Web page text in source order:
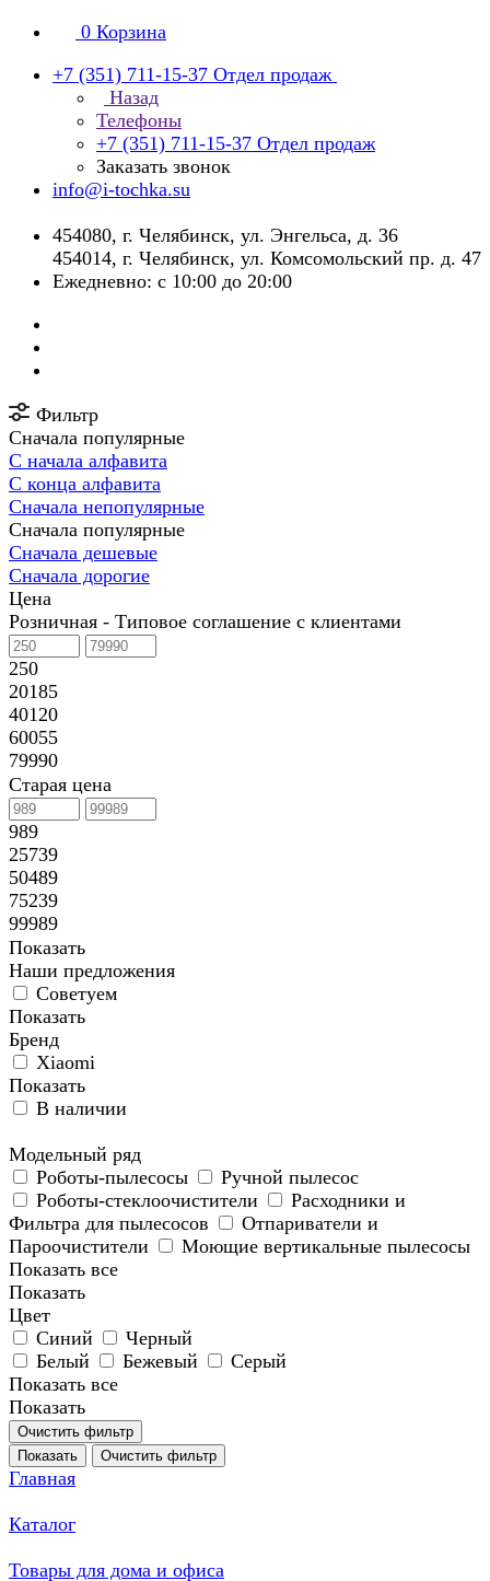
0 Корзина
+7 (351) 711-15-37 Отдел продаж
Назад
Телефоны
+7 (351) 711-15-37 Отдел продаж
Заказать звонок
info@i-tochka.su
​454080, г. Челябинск, ул. Энгельса, д. 36
454014, г. Челябинск, ул. Комсомольский пр. д. 47
Ежедневно: с 10:00 до 20:00
Фильтр
Сначала популярные
С начала алфавита
С конца алфавита
Сначала непопулярные
Сначала популярные
Сначала дешевые
Сначала дорогие
Цена
Розничная - Типовое соглашение с клиентами
250
20185
40120
60055
79990
Старая цена
989
25739
50489
75239
99989
Показать
Наши предложения
Советуем
Показать
Бренд
Xiaomi
Показать
В наличии
Модельный ряд
Роботы-пылесосы
Ручной пылесос
Роботы-стеклоочистители
Расходники и
Фильтра для пылесосов
Отпариватели и
Пароочистители
Моющие вертикальные пылесосы
Показать все
Показать
Цвет
Синий
Черный
Белый
Бежевый
Серый
Показать все
Показать
Очистить фильтр
Показать
Очистить фильтр
Главная
Каталог
Товары для дома и офиса